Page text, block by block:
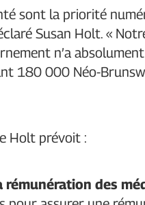
sont la priorité
Susan Holt. «
n’a
180 000 Néo-
Holt prévoit :
rémunération des